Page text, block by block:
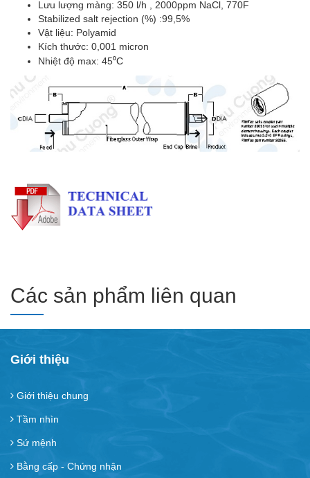
Lưu lượng màng: 350 l/h , 2000ppm NaCl, 770F
Stabilized salt rejection (%) :99,5%
Vật liệu: Polyamid
Kích thước: 0,001 micron
Nhiệt độ max: 45⁰C
Các sản phẩm liên quan
Giới thiệu
Giới thiệu chung
Tầm nhìn
Sứ mệnh
Bằng cấp - Chứng nhận